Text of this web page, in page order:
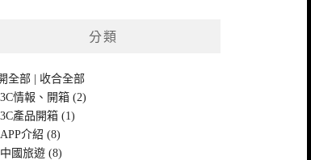
分類
全部
收合全部
3C情報、開箱 (2)
3C產品開箱 (1)
APP介紹 (8)
中國旅遊 (8)